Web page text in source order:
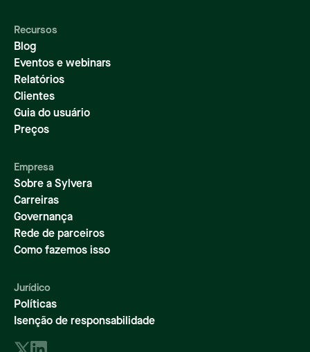
Recursos
Blog
Eventos e webinars
Relatórios
Clientes
Guia do usuário
Preços
Empresa
Sobre a Sylvera
Carreiras
Governança
Rede de parceiros
Como fazemos isso
Jurídico
Políticas
Isenção de responsabilidade